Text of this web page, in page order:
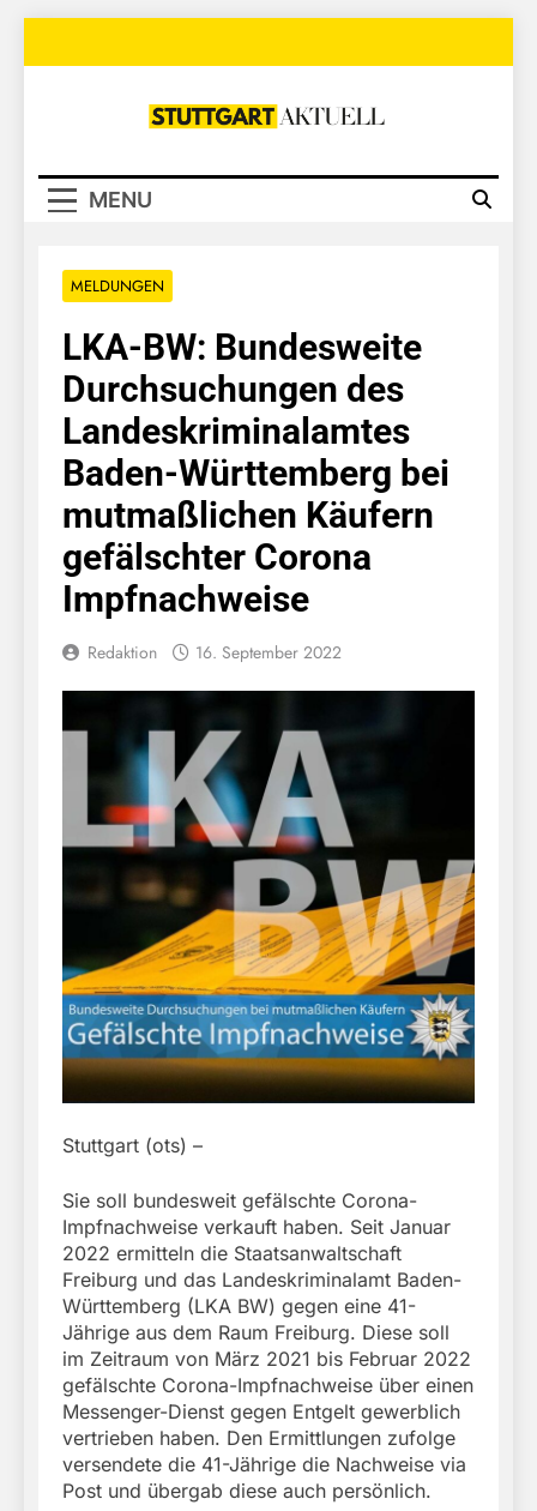
Stuttgart
MENU
MELDUNGEN
LKA-BW: Bundesweite
Durchsuchungen des
Landeskriminalamtes
Baden-Württemberg bei
mutmaßlichen Käufern
gefälschter Corona
Impfnachweise
Redaktion 16. September 2022
Stuttgart (ots) –
Sie soll bundesweit gefälschte Corona-
Impfnachweise verkauft haben. Seit Januar
2022 ermitteln die Staatsanwaltschaft
Freiburg und das Landeskriminalamt Baden-
Württemberg (LKA BW) gegen eine 41-
Jährige aus dem Raum Freiburg. Diese soll
im Zeitraum von März 2021 bis Februar 2022
gefälschte Corona-Impfnachweise über einen
Messenger-Dienst gegen Entgelt gewerblich
vertrieben haben. Den Ermittlungen zufolge
versendete die 41-Jährige die Nachweise via
Post und übergab diese auch persönlich.